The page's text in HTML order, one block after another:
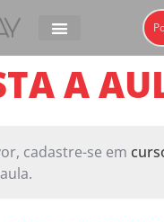
A
cadastre-se em